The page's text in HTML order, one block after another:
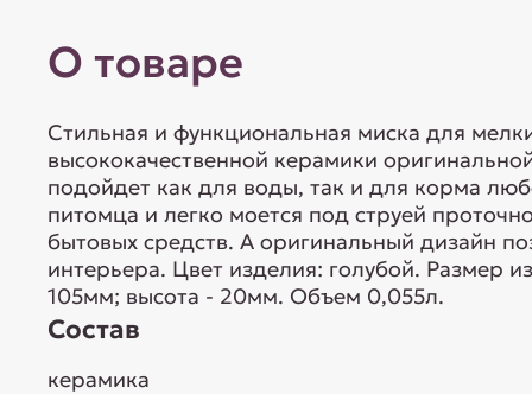
О товаре
Стильная и функциональная миска для
высококачественной керамики
подойдет как для воды, так и для корма
питомца и легко моется под струей
бытовых средств. А оригинальный дизайн
интерьера. Цвет изделия: голубой. Размер
105мм; высота - 20мм. Объем 0,055л.
Состав
керамика